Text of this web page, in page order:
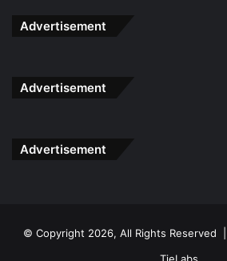
Advertisement
Advertisement
Advertisement
© Copyright 2026, All Rights Reserved |